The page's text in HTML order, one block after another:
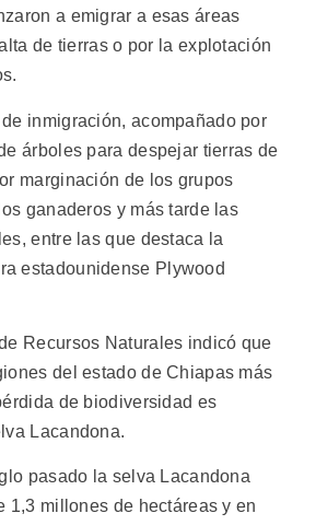
a emigrar a esas áreas
de tierras o por la explotación
inmigración, acompañado por
árboles para despejar tierras de
marginación de los grupos
ganaderos y más tarde las
entre las que destaca la
estadounidense Plywood
Recursos Naturales indicó que
del estado de Chiapas más
de biodiversidad es
Lacandona.
pasado la selva Lacandona
1,3 millones de hectáreas y en